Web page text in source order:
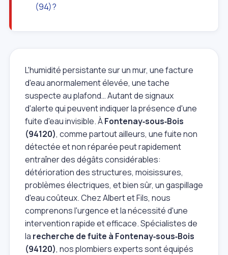
(94)?
L'humidité persistante sur un mur, une facture
d'eau anormalement élevée, une tache
suspecte au plafond… Autant de signaux
d'alerte qui peuvent indiquer la présence d'une
fuite d'eau invisible. ÀFontenay‑sous‑Bois
(94120), comme partout ailleurs, une fuite non
détectée et non réparée peut rapidement
entraîner des dégâts considérables:
détérioration des structures, moisissures,
problèmes électriques, et bien sûr, un gaspillage
d'eau coûteux. Chez Albert et Fils, nous
comprenons l'urgence et la nécessité d'une
intervention rapide et efficace. Spécialistes de
la recherche de fuite à Fontenay‑sous‑Bois
(94120), nos plombiers experts sont équipés